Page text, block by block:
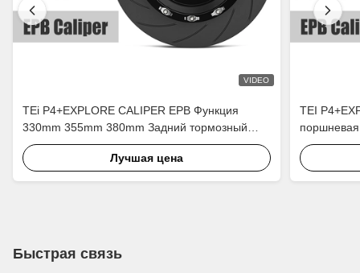
VIDEO
TEi P4+EXPLORE CALIPER EPB Функция
330mm 355mm 380mm Задний тормозный
комплект для автоматической тормозной
системы
Лучшая цена
TEI
поршневая
задних
Быстрая связь